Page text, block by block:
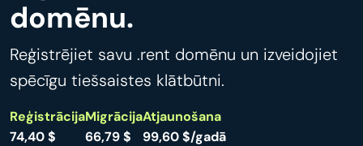
domēnu.
Reģistrējiet savu .rent domēnu un izveidojiet
spēcīgu tiešsaistes klātbūtni.
Reģistrācija
74,40 $
Migrācija
66,79 $
Atjaunošana
99,60 $/gadā